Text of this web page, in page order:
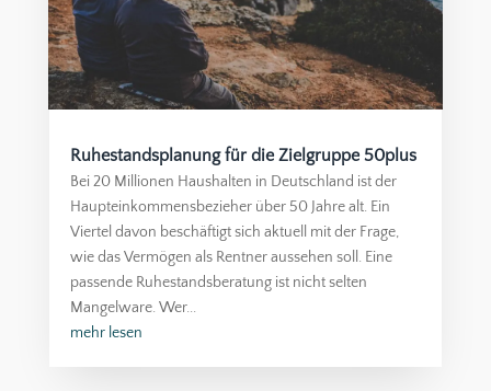
Ruhestandsplanung für die Zielgruppe 50plus
Bei 20 Millionen Haushalten in Deutschland ist der
Haupteinkommensbezieher über 50 Jahre alt. Ein
Viertel davon beschäftigt sich aktuell mit der Frage,
wie das Vermögen als Rentner aussehen soll. Eine
passende Ruhestandsberatung ist nicht selten
Mangelware. Wer...
mehr lesen